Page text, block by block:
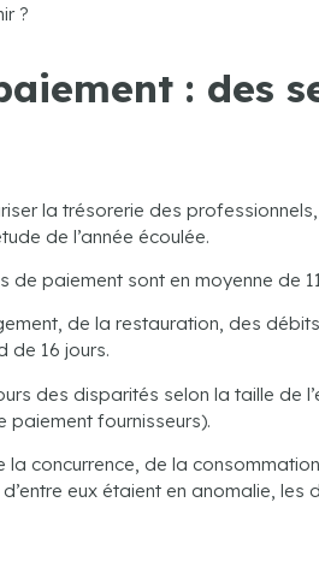
?
: des
la trésorerie des
de l’année écoulée.
de paiement sont en moyenne de
de la restauration, des
de 16 jours.
des disparités selon la taille de
paiement fournisseurs).
la concurrence, de la
d’entre eux étaient en anomalie,